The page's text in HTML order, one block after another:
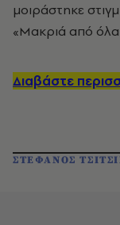
μοιράστηκε
«Μακριά από
Διαβάστε
ΣΤΕΦΑΝΟΣ